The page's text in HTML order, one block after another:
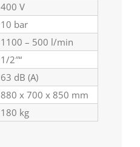
400 V
10 bar
1100 – 500 l/min
1/2″“
63 dB (A)
880 x 700 x 850 mm
180 kg